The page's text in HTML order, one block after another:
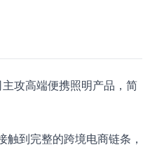
攻高端便携照明产品，简
到完整的跨境电商链条，